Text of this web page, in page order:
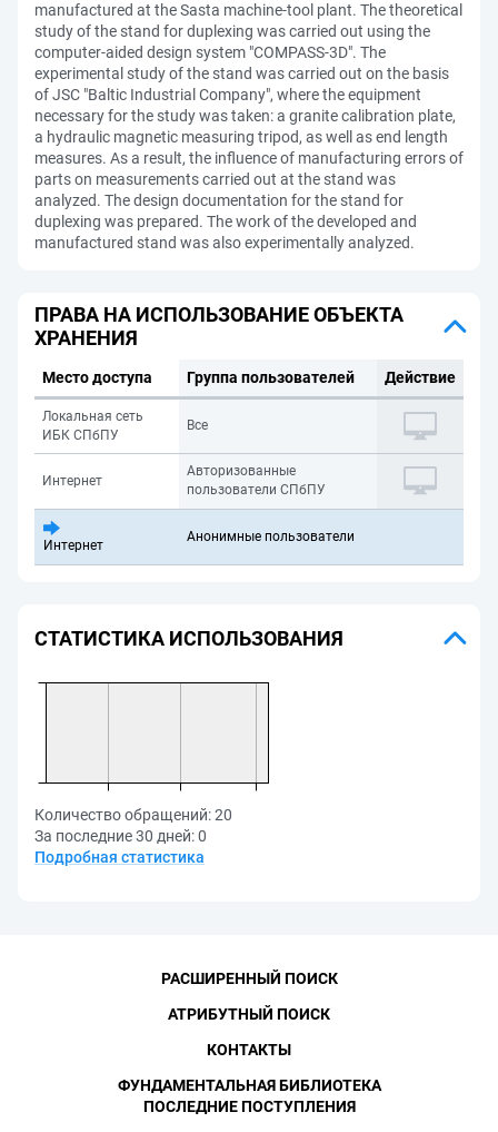
manufactured at the Sasta machine-tool plant. The theoretical
study of the stand for duplexing was carried out using the
computer-aided design system "COMPASS-3D". The
experimental study of the stand was carried out on the basis
of JSC "Baltic Industrial Company", where the equipment
necessary for the study was taken: a granite calibration plate,
a hydraulic magnetic measuring tripod, as well as end length
measures. As a result, the influence of manufacturing errors of
parts on measurements carried out at the stand was
analyzed. The design documentation for the stand for
duplexing was prepared. The work of the developed and
manufactured stand was also experimentally analyzed.
ПРАВА НА ИСПОЛЬЗОВАНИЕ ОБЪЕКТА
ХРАНЕНИЯ
Место доступа Группа пользователей Действие
Локальная сеть
ИБК СПбПУ
Все
Интернет
Авторизованные
пользователи СПбПУ
Интернет
Анонимные пользователи
СТАТИСТИКА ИСПОЛЬЗОВАНИЯ
Количество обращений:20
За последние 30 дней:0
Подробная статистика
РАСШИРЕННЫЙ ПОИСК
АТРИБУТНЫЙ ПОИСК
КОНТАКТЫ
ФУНДАМЕНТАЛЬНАЯ БИБЛИОТЕКА
ПОСЛЕДНИЕ ПОСТУПЛЕНИЯ